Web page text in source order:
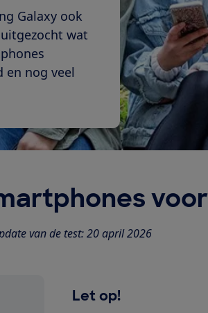
Galaxy ook
wat
en nog veel
van de test: 20 april 2026
Let op!